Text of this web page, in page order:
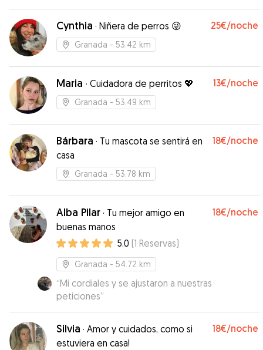
Cynthia · Niñera de perros 😜 25€/noche
Granada - 53.42 km
Maria · Cuidadora de perritos 💖 13€/noche
Granada - 53.49 km
Bárbara · Tu mascota se sentirá en
casa
18€/noche
Granada - 53.78 km
Alba Pilar · Tu mejor amigo en
buenas manos
18€/noche
5.0 (1 Reservas)
Granada - 54.72 km
“Mi cordiales y se ajustaron a nuestras
peticiones”
Silvia · Amor y cuidados, como si
estuviera en casa!
18€/noche